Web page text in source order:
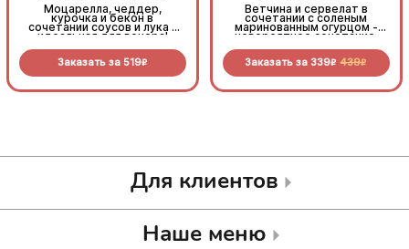
Моцарелла, чеддер,
курочка и бекон в
сочетании соусов и лука -
идеальная для вечера!
Заказать за 519R
Ветчина и сервелат в
сочетании с соленым
маринованным огурцом -
невероятное сочетание,
попробовать!
Заказать за 339R 439R
Для клиентов
Наше меню